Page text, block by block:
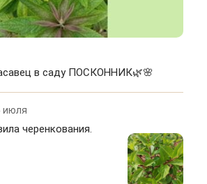
в саду ПОСКОННИК🌿🌸
июля
черенкования.